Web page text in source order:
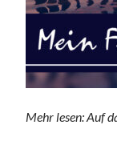
Mehr lesen: Auf